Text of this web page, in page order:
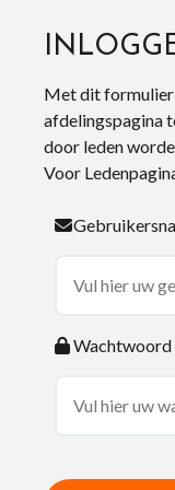
Met dit formulier
afdelingspagina
door leden
Voor
Wachtwoord